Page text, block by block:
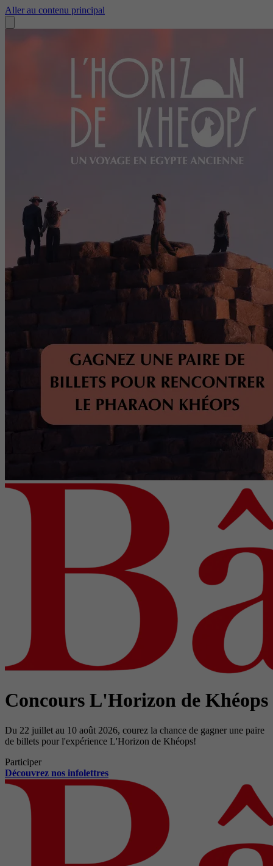
Aller au contenu principal
Concours L'Horizon de Khéops
Du 22 juillet au 10 août 2026, courez la chance de gagner une paire
de billets pour l'expérience L'Horizon de Khéops!
Participer
Découvrez nos infolettres